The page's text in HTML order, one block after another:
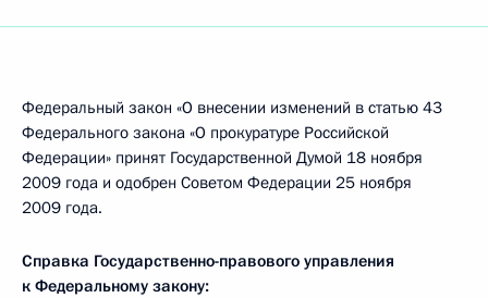
Федеральный закон «О внесении изменений в статью 43
Федерального закона «О прокуратуре Российской
Федерации» принят Государственной Думой 18 ноября
2009 года и одобрен Советом Федерации 25 ноября
2009 года.
Справка Государственно-правового управления
к Федеральному закону: